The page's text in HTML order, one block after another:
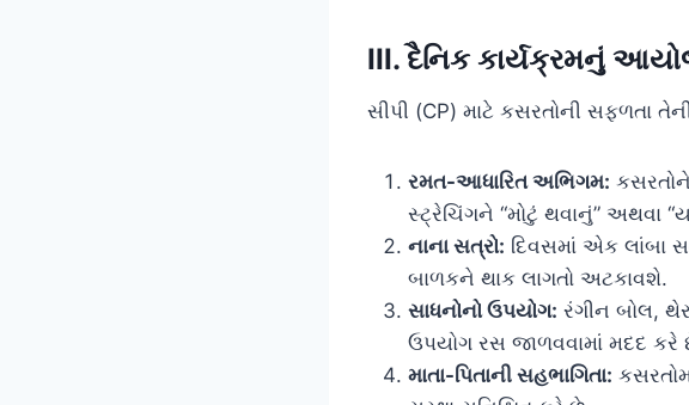
III. દૈનિક કાર્યક્રમનું
સીપી (CP) માટે કસરતોની સફળતા
રમત-આધારિત અભિગમ:
સ્ટ્રેચિંગને “મોટું થવાનું” અથવા
નાના સત્રો: દિવસમાં એક લાંબા
બાળકને થાક લાગતો અટકાવશે.
સાધનોનો ઉપયોગ: રંગીન બોલ,
ઉપયોગ રસ જાળવવામાં મદદ કરે
માતા-પિતાની સહભાગિતા: